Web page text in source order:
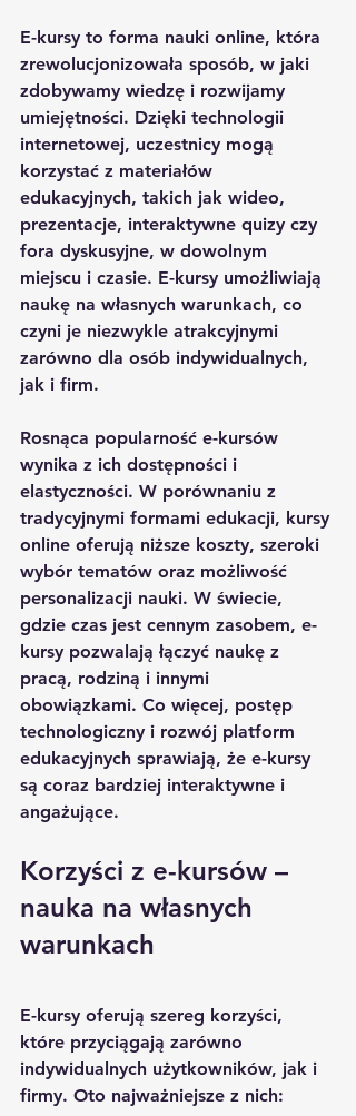
E-kursy to forma nauki online, która
zrewolucjonizowała sposób, w jaki
zdobywamy wiedzę i rozwijamy
umiejętności. Dzięki technologii
internetowej, uczestnicy mogą
korzystać z materiałów
edukacyjnych, takich jak wideo,
prezentacje, interaktywne quizy czy
fora dyskusyjne, w dowolnym
miejscu i czasie. E-kursy umożliwiają
naukę na własnych warunkach, co
czyni je niezwykle atrakcyjnymi
zarówno dla osób indywidualnych,
jak i firm.
Rosnąca popularność e-kursów
wynika z ich dostępności i
elastyczności. W porównaniu z
tradycyjnymi formami edukacji, kursy
online oferują niższe koszty, szeroki
wybór tematów oraz możliwość
personalizacji nauki. W świecie,
gdzie czas jest cennym zasobem, e-
kursy pozwalają łączyć naukę z
pracą, rodziną i innymi
obowiązkami. Co więcej, postęp
technologiczny i rozwój platform
edukacyjnych sprawiają, że e-kursy
są coraz bardziej interaktywne i
angażujące.
Korzyści z e-kursów –
nauka na własnych
warunkach
E-kursy oferują szereg korzyści,
które przyciągają zarówno
indywidualnych użytkowników, jak i
firmy. Oto najważniejsze z nich: